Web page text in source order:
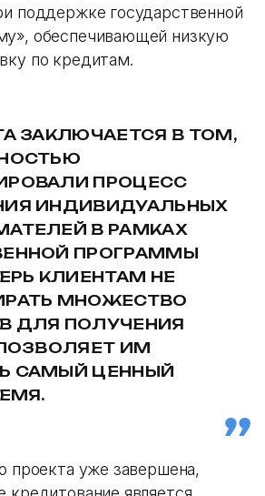
поддержке государственной
обеспечивающей низкую
по кредитам.
ЗАКЛЮЧАЕТСЯ В ТОМ,
ПРОЦЕСС
ИНДИВИДУАЛЬНЫХ
В РАМКАХ
ПРОГРАММЫ
КЛИЕНТАМ НЕ
МНОЖЕСТВО
ДЛЯ ПОЛУЧЕНИЯ
ИМ
САМЫЙ ЦЕННЫЙ
проекта уже завершена,